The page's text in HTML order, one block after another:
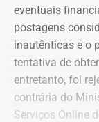
11 Ricardo
12 Sergio
eventuais
postagens
inautênticas e o
tentativa de
entretanto, foi
contrária do
Serviços Online